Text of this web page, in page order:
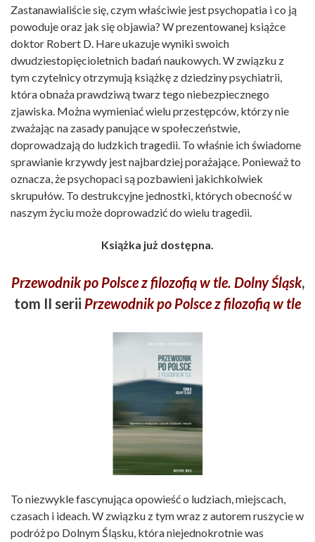
Zastanawialiście się, czym właściwie jest psychopatia i co ją
powoduje oraz jak się objawia? W prezentowanej książce
doktor Robert D. Hare ukazuje wyniki swoich
dwudziestopięcioletnich badań naukowych. W związku z
tym czytelnicy otrzymują książkę z dziedziny psychiatrii,
która obnaża prawdziwą twarz tego niebezpiecznego
zjawiska. Można wymieniać wielu przestępców, którzy nie
zważając na zasady panujące w społeczeństwie,
doprowadzają do ludzkich tragedii. To właśnie ich świadome
sprawianie krzywdy jest najbardziej porażające. Ponieważ to
oznacza, że psychopaci są pozbawieni jakichkolwiek
skrupułów. To destrukcyjne jednostki, których obecność w
naszym życiu może doprowadzić do wielu tragedii.
Książka już dostępna.
Przewodnik po Polsce z filozofią w tle. Dolny Śląsk,
tom II serii Przewodnik po Polsce z filozofią w tle
To niezwykle fascynująca opowieść o ludziach, miejscach,
czasach i ideach. W związku z tym wraz z autorem ruszycie w
podróż po Dolnym Śląsku, która niejednokrotnie was